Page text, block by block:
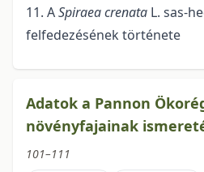
11. ASpiraea crenata L. sas-
felfedezésének története
Adatok a Pannon
növényfajainak
101–111